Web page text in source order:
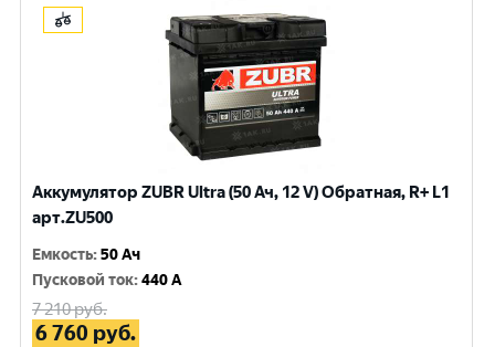
Аккумулятор ZUBR Ultra (50 Ач, 12 V) Обратная, R+ L1
арт.ZU500
Емкость:50 Ач
Пусковой ток:440 A
7 210руб.
6 760 руб.